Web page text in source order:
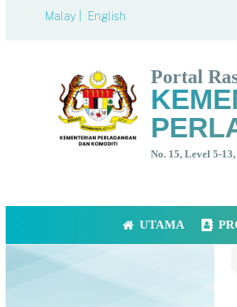
Malay | English
Portal
No. 15, Level 5-
UTAMA